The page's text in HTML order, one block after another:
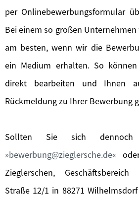
per Onlinebewerbungsformular
Bei einem so großen
am besten, wenn wir die
ein Medium erhalten. So
direkt bearbeiten und Ihnen
Rückmeldung zu Ihrer Bewerbung
Sollten Sie sich
bewerbung@zieglersche.de
Zieglerschen,
Straße 12/1 in 88271